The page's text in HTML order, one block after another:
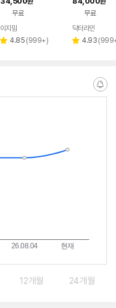
무료
페이
이지맘
별 4.85 리
(999+)
오메가 코엔자
무료
페이
닥터라인
별 4.93 리
(
알
12개월 24개월